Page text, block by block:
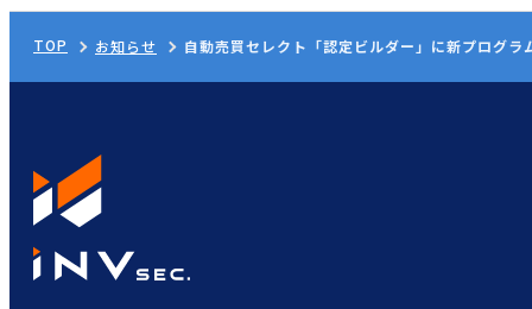
TOP お知らせ 自動売買セレクト「認定ビルダー」に新プログラ